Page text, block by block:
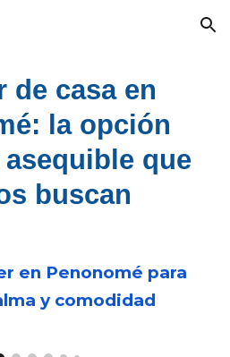
Skip to navigation
de casa en
la opción
que
buscan
en Penonomé para
y comodidad